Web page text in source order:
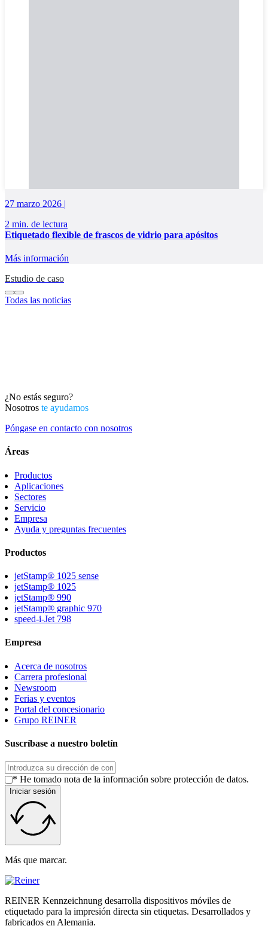
27 marzo 2026 |
2 min. de lectura
Etiquetado flexible de frascos de vidrio para apósitos
Más información
Estudio de caso
Todas las noticias
¿No estás seguro?
Nosotros te ayudamos
Póngase en contacto con nosotros
Áreas
Productos
Aplicaciones
Sectores
Servicio
Empresa
Ayuda y preguntas frecuentes
Productos
jetStamp® 1025 sense
jetStamp® 1025
jetStamp® 990
jetStamp® graphic 970
speed-i-Jet 798
Empresa
Acerca de nosotros
Carrera profesional
Newsroom
Ferias y eventos
Portal del concesionario
Grupo REINER
Suscríbase a nuestro boletín
* He tomado nota de la información sobre protección de datos.
Iniciar sesión
Más que marcar.
REINER Kennzeichnung desarrolla dispositivos móviles de
etiquetado para la impresión directa sin etiquetas. Desarrollados y
fabricados en Alemania.